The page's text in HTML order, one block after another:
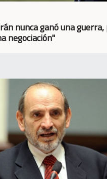
nunca ganó una
negociación"